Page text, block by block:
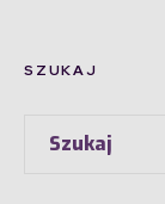
SZUKAJ